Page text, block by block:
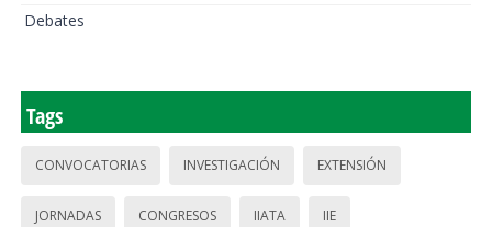
Debates
Tags
CONVOCATORIAS INVESTIGACIÓN EXTENSIÓN
JORNADAS CONGRESOS IIATA IIE